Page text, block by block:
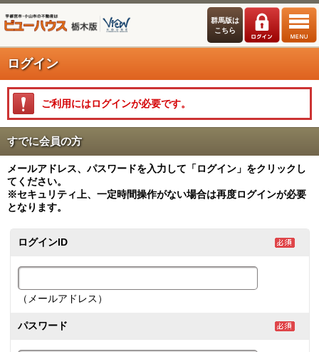
群馬版は
こちら
ログイン
ご利用にはログインが必要です。
すでに会員の方
メールアドレス、パスワードを入力して「ログイン」をクリックし
てください。
※セキュリティ上、一定時間操作がない場合は再度ログインが必要
となります。
ログインID
（メールアドレス）
パスワード